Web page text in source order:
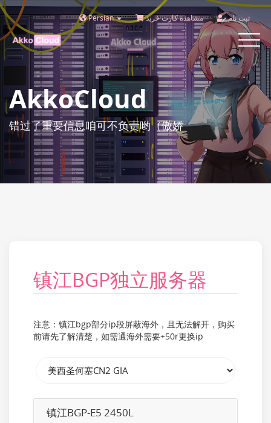
Persian مشاهده کارت خرید ثبت نام
Toggle
AkkoCloud
错过了重要信息咱可不负责哟（傲娇
镇江BGP独立服务器
注意：镇江bgp部分ip段屏蔽海外，且无法解开，购买
前请先了解清楚，如需通海外需要+50r更换ip
镇江BGP-E5 2450L